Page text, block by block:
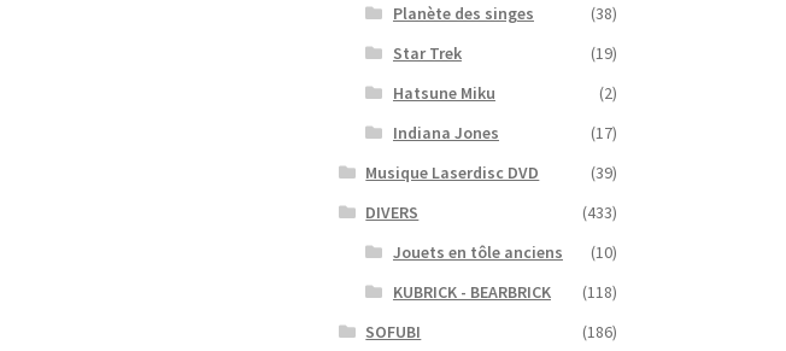
Planète des singes
(38)
Star Trek
(19)
Hatsune Miku
(2)
Indiana Jones
(17)
Musique Laserdisc DVD
(39)
DIVERS
(433)
Jouets en tôle anciens
(10)
KUBRICK - BEARBRICK
(118)
SOFUBI
(186)